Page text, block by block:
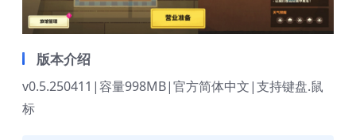
版本介绍
v0.5.250411|容量998MB|官方简体中文|支持键盘.鼠
标